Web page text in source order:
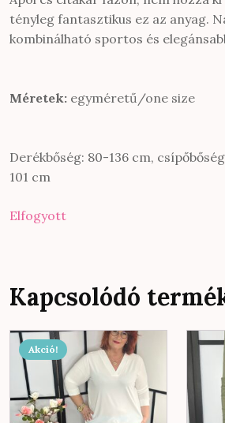
tényleg fantasztikus ez az anyag.
kombinálható sportos és
Méretek: egyméretű/one size
Derékbőség: 80-136 cm,
101 cm
Elfogyott
Kapcsolódó
Akció!